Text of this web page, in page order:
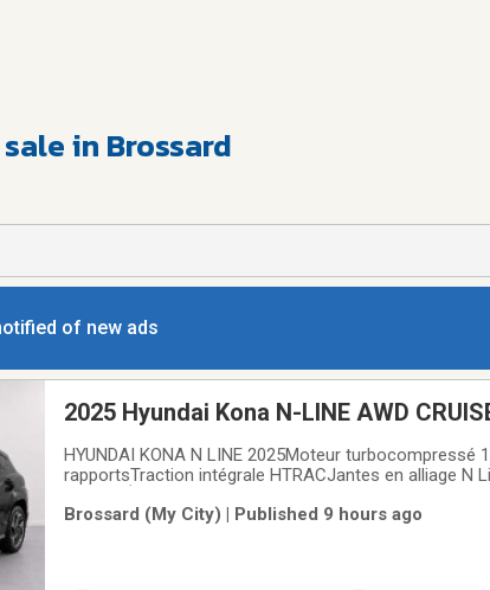
in Brossard
of new ads
2025 Hyundai Kona N-LINE AWD
HYUNDAI KONA N LINE 2025Moteur turbocompressé
rapportsTraction intégrale HTRACJantes en alliage N
numérique de 12,3 poucesSièges avant
Brossard (My City) | Published 9 hours ago